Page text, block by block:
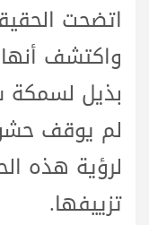
اتضحت
واكتشف
بذيل لسمكة
لم يوقف
لرؤية هذه
تزييفها.